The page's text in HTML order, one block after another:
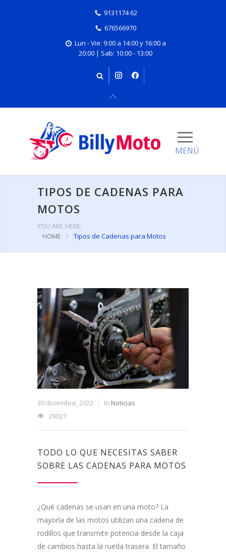
9131174 62
676566970
Lun - Vie: 9:00 a 14:00 y 16:00 a
20:00 | Sab: 10:00 - 13:00
TIPOS DE CADENAS PARA
MOTOS
YOU ARE HERE:
HOME
/ Tipos de Cadenas para Motos
30 diciembre, 2022 In Noticias
29027
TODO LO QUE NECESITAS SABER
SOBRE LAS CADENAS PARA MOTOS
¿Qué cadenas se usan en una moto? La
mayoría de las motos utilizan una cadena de
rodillos que transmite potencia desde la caja
de cambios hasta la rueda trasera. El tamaño